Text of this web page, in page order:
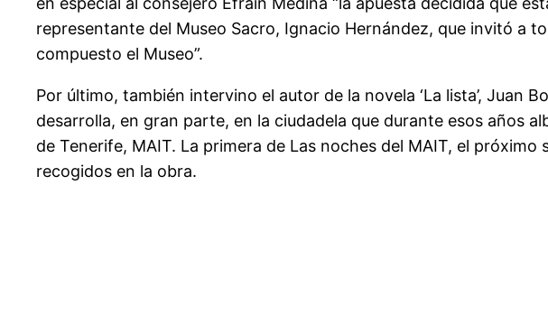
representante del Museo Sacro, Ignacio Hernández, que invitó a
compuesto el Museo”.
Por último, también intervino el autor de la novela ‘La lista’, Juan
desarrolla, en gran parte, en la ciudadela que durante esos años
de Tenerife, MAIT. La primera de Las noches del MAIT, el
recogidos en la obra.